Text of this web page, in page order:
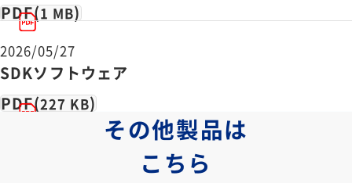
PDF(1 MB)
2026/05/27
SDKソフトウェア
PDF(227 KB)
その他製品は
こちら